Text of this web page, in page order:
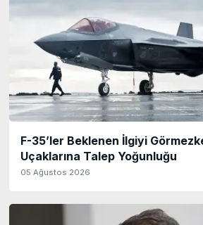
F-35’ler Beklenen İlgiyi
Uçaklarına Talep Yoğunluğu
05 Ağustos 2026